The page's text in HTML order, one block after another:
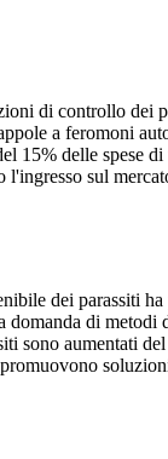
di controllo dei
a feromoni
15% delle spese
l'ingresso sul
dei parassiti
domanda di
sono aumentati